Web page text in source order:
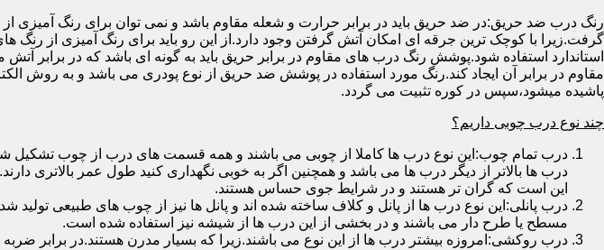
رنگ درب ضد حریق:در ضد حریق باید در برابر حرارت و شعله مقاوم باشد و نمی توان برای رنگ آمیزی
گرفت.زیرا با کوچک ترین جرقه ای امکان آتش گرفتن وجود دارد.از این رو باید برای رنگ آمیزی از رنگ
استاندارد استفاده شود.پوشش رنگ درب های مقاوم در برابر حریق باید به گونه ای باشد که در برابر
مقاوم در برابر آن ایجاد کند.رنگ مورد استفاده در پوشش ضد حریق از نوع پودری می باشد و به روش
پاشیده میشود،سپس در کوره تثبیت می گردد.
چند نوع درب چوبی داریم؟
درب تمام چوب:این نوع درب ها کاملا از چوبی می باشند و همه قسمت های درب از چوب تشکیل
درب ها بالاتر از دیگر درب ها می باشد و همچنین اگر به خوبی نگهداری کنید طول عمر بالاتری
این است که گران تر هستند و در شرایط جوی حساس هستند.
درب پانلی:این نوع درب ها از پانل و کلاف ساخته شده اند و پانل ها نیز از چوب های طبیعی تولید
مسطح یا طرح دار می باشند و در بخشی از این درب ها از شیشه نیز استفاده شده است.
درب روکشی:امروزه بیشتر درب ها از این نوع می باشند.زیرا که بسیار مدرن هستند.در برابر ضربه